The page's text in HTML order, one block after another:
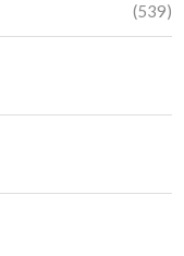
(539)